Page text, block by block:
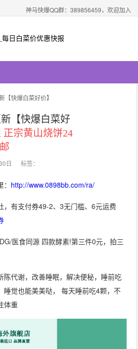
神马快爆QQ群：389856459，欢迎加入
日白菜价优惠快报
【快爆白菜好价】
【快爆白菜好
正宗黄山烧饼24
日 标签：
http://www.0898bb.com/ra/
，有支付券49-2、3无门槛、6元运费
医食同源 四款酵素!第三件0元，拍三
陈代谢，改善睡眠，解决便秘，睡前吃
睡觉也能美美哒， 每天睡前吃4颗，不
体重